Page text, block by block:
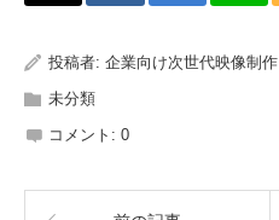
投稿者: 企業向け次世代映像制作
未分類
コメント: 0